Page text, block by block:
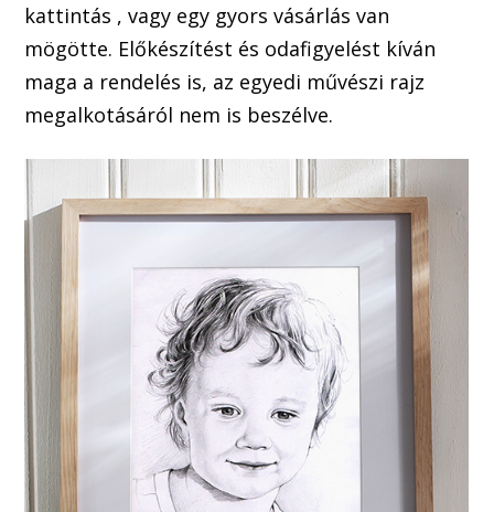
kattintás , vagy egy gyors vásárlás van
mögötte. Előkészítést és odafigyelést kíván
maga a rendelés is, az egyedi művészi rajz
megalkotásáról nem is beszélve.